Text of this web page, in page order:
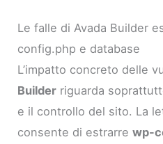
Le falle di Avada Builder
config.php e database
L’impatto concreto delle
Builder riguarda
e il controllo del sito. La
consente di estrarrewp-